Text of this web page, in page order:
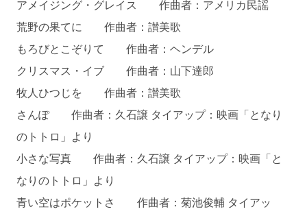
アメイジング・グレイス 作曲者：アメリカ民謡
荒野の果てに 作曲者：讃美歌
もろびとこぞりて 作曲者：ヘンデル
クリスマス・イブ 作曲者：山下達郎
牧人ひつじを 作曲者：讃美歌
さんぽ 作曲者：久石譲 タイアップ：映画「となり
のトトロ」より
小さな写真 作曲者：久石譲 タイアップ：映画「と
なりのトトロ」より
青い空はポケットさ 作曲者：菊池俊輔 タイアッ